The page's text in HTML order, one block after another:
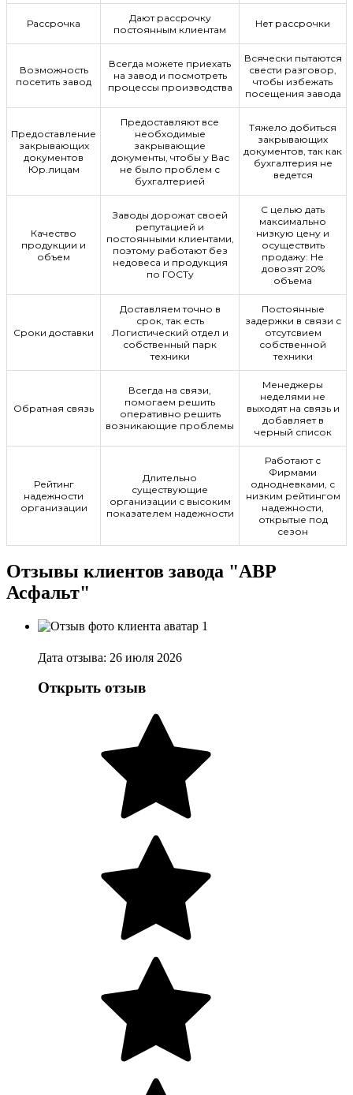
Рассрочка
Дают рассрочку
постоянным клиентам
Нет рассрочки
Возможность
посетить завод
Всегда можете приехать
на завод и посмотреть
процессы производства
Всячески пытаются
свести разговор,
чтобы избежать
посещения завода
Предоставление
закрывающих
документов
Юр.лицам
Предоставляют все
необходимые
закрывающие
документы, чтобы у Вас
не было проблем с
бухгалтерией
Тяжело добиться
закрывающих
документов, так как
бухгалтерия не
ведется
Качество
продукции и
объем
Заводы дорожат своей
репутацией и
постоянными клиентами,
поэтому работают без
недовеса и продукция
по ГОСТу
С целью дать
максимально
низкую цену и
осуществить
продажу: Не
довозят 20%
объема
Сроки доставки
Доставляем точно в
срок, так есть
Логистический отдел и
собственный парк
техники
Постоянные
задержки в связи с
отсутсвием
собственной
техники
Обратная связь
Всегда на связи,
помогаем решить
оперативно решить
возникающие проблемы
Менеджеры
неделями не
выходят на связь и
добавляет в
черный список
Рейтинг
надежности
организации
Длительно
существующие
организации с высоким
показателем надежности
Работают с
Фирмами
однодневками, с
низким рейтингом
надежности,
открытые под
сезон
Отзывы клиентов завода "АВР
Асфальт"
Дата отзыва: 26 июля 2026
Открыть отзыв